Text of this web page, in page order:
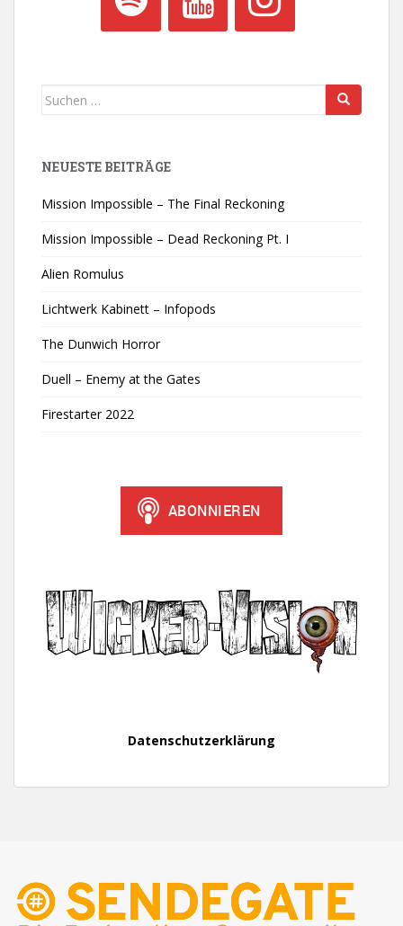
Suchen
NEUESTE BEITRÄGE
Mission Impossible – The Final Reckoning
Mission Impossible – Dead Reckoning Pt. I
Alien Romulus
Lichtwerk Kabinett – Infopods
The Dunwich Horror
Duell – Enemy at the Gates
Firestarter 2022
Datenschutzerklärung